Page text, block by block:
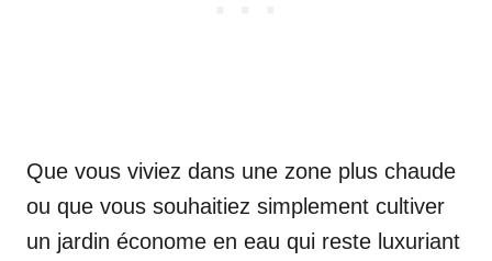
Que vous viviez dans une zone plus chaude
ou que vous souhaitiez simplement cultiver
un jardin économe en eau qui reste luxuriant